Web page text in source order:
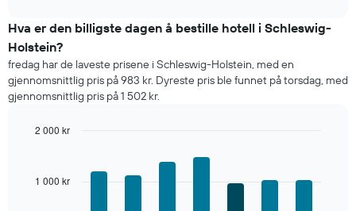
for
rom
per
måned
Diagrammets
X-
månedene.
Diagrammets
Hva er den billigste dagen å bestille hotell i Schleswig-
Holstein?
fredag har de laveste prisene i Schleswig-Holstein, med en
gjennomsnittlig pris på 983 kr. Dyreste pris ble funnet på torsdag, med
gjennomsnittlig pris på 1 502 kr.
1 000 kr
2 000 kr